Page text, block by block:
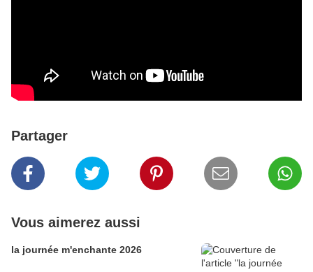
Partager
Vous aimerez aussi
la journée m'enchante 2026